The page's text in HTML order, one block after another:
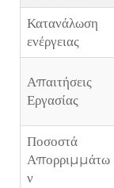
Κατανάλωση
ενέργειας
Απαιτήσεις
Εργασίας
Ποσοστά
Απορριμμάτω
ν